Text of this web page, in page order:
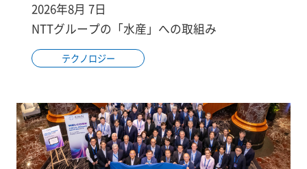
2026年8月 7日
NTTグループの「水産」への取組み
テクノロジー